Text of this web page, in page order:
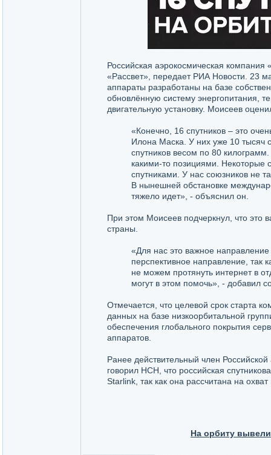
Российская аэрокосмическая компания
«Рассвет», передает РИА Новости. 23
аппараты разработаны на базе
обновлённую систему энергопитания,
двигательную установку. Моисеев
«Конечно, 16 спутников – это
Илона Маска. У них уже 10 тысяч
спутников весом по 80
какими-то позициями. Некоторые
спутниками. У нас союзников не
В нынешней обстановке
тяжело идет», - объяснил он.
При этом Моисеев подчеркнул, что это
страны.
«Для нас это важное
перспективное направление,
не можем протянуть интернет в
могут в этом помочь», - добавил
Отмечается, что целевой срок старта
данных на базе низкоорбитальной
обеспечения глобального покрытия
аппаратов.
Ранее действительный член
говорил НСН, что российская
Starlink, так как она рассчитана на
На орбиту вывели